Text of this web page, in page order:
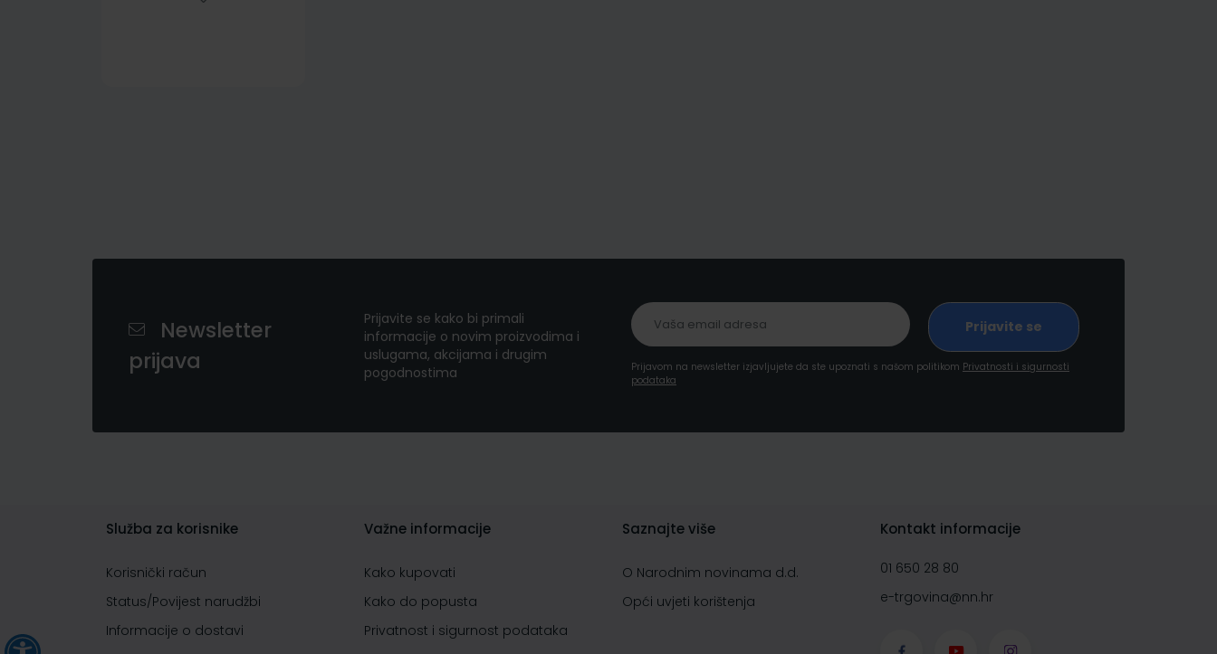
Newsletter
prijava
Prijavite se kako bi primali
informacije o novim proizvodima i
uslugama, akcijama i drugim
pogodnostima
Prijavom na newsletter izjavljujete da ste upoznati s našom politikom Privatnosti i sigurnosti
podataka
Služba za korisnike
Korisnički račun
Status/Povijest narudžbi
Informacije o dostavi
Važne informacije
Kako kupovati
Kako do popusta
Privatnost i sigurnost podataka
Saznajte više
O Narodnim novinama d.d.
Opći uvjeti korištenja
Kontakt informacije
01 650 28 80
e-trgovina@nn.hr